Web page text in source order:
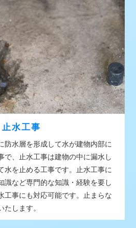
止水工事
防水層を形成して水が建物内部に
で、止水工事は建物の中に漏水し
水を止める工事です。止水工事に
識など専門的な知識・経験を要し
工事にも対応可能です。止まらな
します。